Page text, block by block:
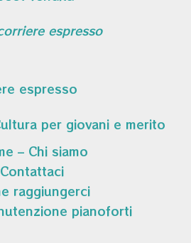
espresso
– Chi siamo
Contattaci
raggiungerci
pianoforti